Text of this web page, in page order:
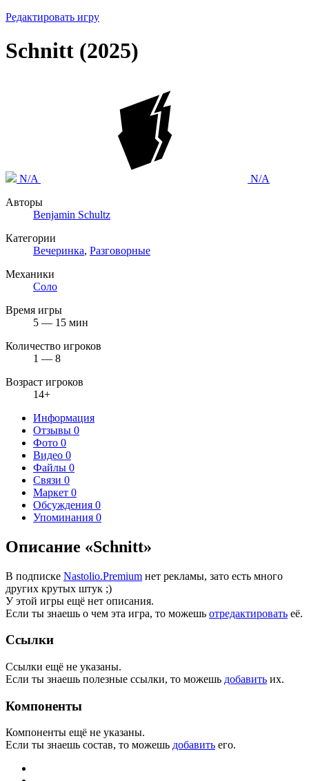
Редактировать игру
Schnitt (2025)
N/A
N/A
Авторы
Benjamin Schultz
Категории
Вечеринка, Разговорные
Механики
Соло
Время игры
5 — 15 мин
Количество игроков
1 — 8
Возраст игроков
14+
Информация
Отзывы 0
Фото 0
Видео 0
Файлы 0
Связи 0
Маркет 0
Обсуждения 0
Упоминания 0
Описание «Schnitt»
В подписке Nastolio.Premium нет рекламы, зато есть много
других крутых штук ;)
У этой игры ещё нет описания.
Если ты знаешь о чем эта игра, то можешь отредактировать её.
Ссылки
Ссылки ещё не указаны.
Если ты знаешь полезные ссылки, то можешь добавить их.
Компоненты
Компоненты ещё не указаны.
Если ты знаешь состав, то можешь добавить его.